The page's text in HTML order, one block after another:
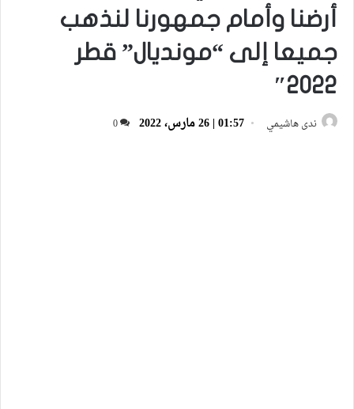
أرضنا وأمام جمهورنا لنذهب
جميعا إلى “مونديال” قطر
2022″
ندى هاشيمي 01:57 | 26 مارس، 2022 0